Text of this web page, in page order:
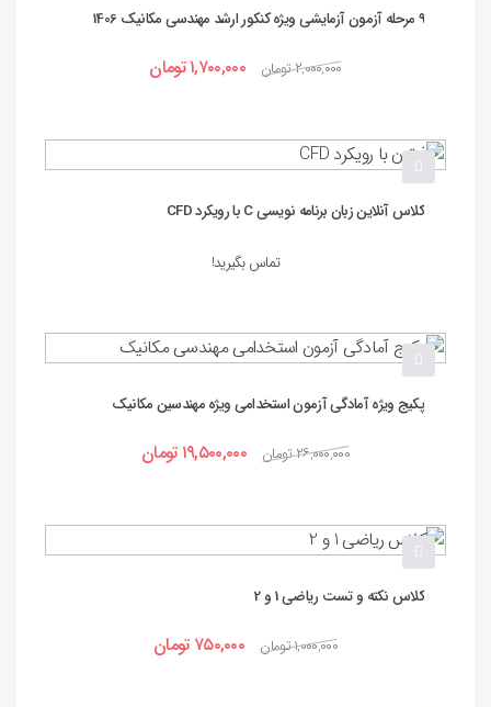
۹ مرحله آزمون آزمایشی ویژه کنکور ارشد مهندسی مکانیک 1406
۲,۰۰۰,۰۰۰تومان ۱,۷۰۰,۰۰۰ تومان
کلاس آنلاین زبان برنامه نویسی C با رویکرد CFD
تماس بگیرید!
پکیج ویژه آمادگی آزمون استخدامی ویژه مهندسین مکانیک
۲۶,۰۰۰,۰۰۰تومان ۱۹,۵۰۰,۰۰۰ تومان
کلاس نکته و تست ریاضی 1 و 2
۱,۰۰۰,۰۰۰تومان ۷۵۰,۰۰۰ تومان